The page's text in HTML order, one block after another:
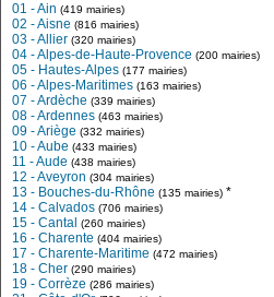
01 - Ain (419 mairies)
02 - Aisne (816 mairies)
03 - Allier (320 mairies)
04 - Alpes-de-Haute-Provence (200 mairies)
05 - Hautes-Alpes (177 mairies)
06 - Alpes-Maritimes (163 mairies)
07 - Ardèche (339 mairies)
08 - Ardennes (463 mairies)
09 - Ariège (332 mairies)
10 - Aube (433 mairies)
11 - Aude (438 mairies)
12 - Aveyron (304 mairies)
13 - Bouches-du-Rhône (135 mairies) *
14 - Calvados (706 mairies)
15 - Cantal (260 mairies)
16 - Charente (404 mairies)
17 - Charente-Maritime (472 mairies)
18 - Cher (290 mairies)
19 - Corrèze (286 mairies)